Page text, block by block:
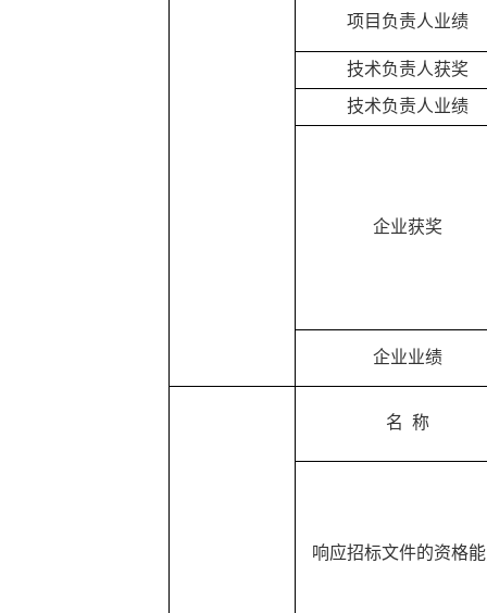
项目 负责人业绩
技术负责人获奖
技术负责人业绩
企业获奖
企业业绩
名 称
响应招标文件的资格